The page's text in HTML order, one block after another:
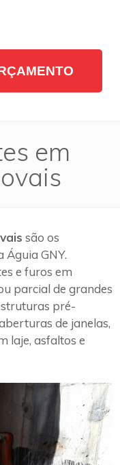
em
são os
Águia GNY.
e furos em
parcial de grandes
pré-
de janelas,
laje, asfaltos e